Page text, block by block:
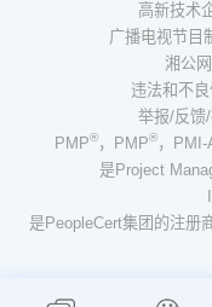
高新技术
广播电视节目
湘公
违法和不
举报/反馈
PMP®，PMP®，PMI-
是Project
是PeopleCert集团的注册